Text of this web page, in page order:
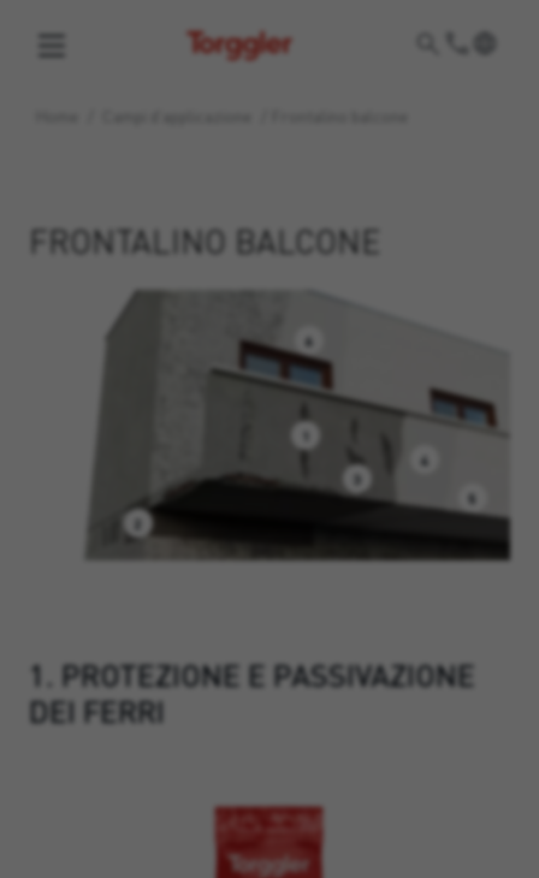
Torggler
FRONTALINO BALCONE
1
2
3
4
5
6
1. PROTEZIONE E PASSIVAZIONE
DEI FERRI